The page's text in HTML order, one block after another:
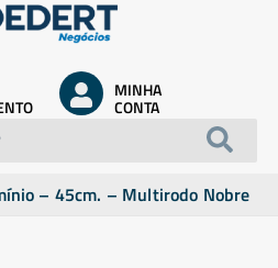
MINHA
CONTA
– 45cm. – Multirodo Nobre